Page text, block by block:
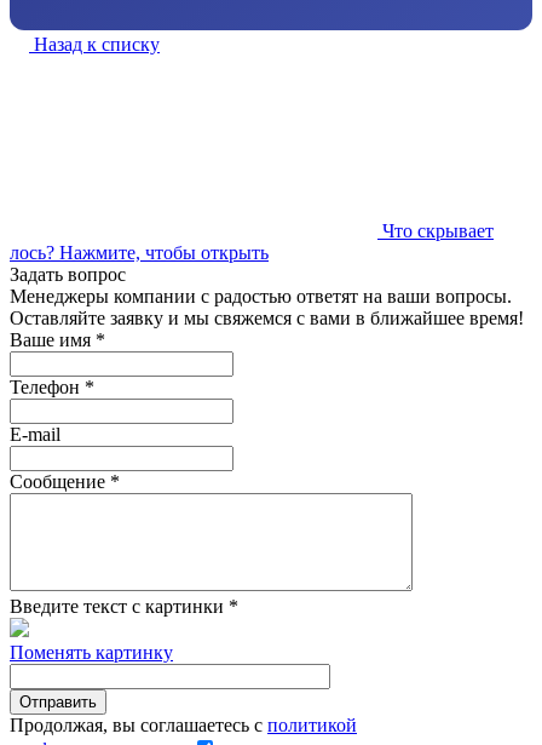
Назад к списку
Что скрывает
лось? Нажмите, чтобы открыть
Задать вопрос
Менеджеры компании с радостью ответят на ваши вопросы.
Оставляйте заявку и мы свяжемся с вами в ближайшее время!
Ваше имя *
Телефон *
E-mail
Сообщение *
Введите текст с картинки *
Поменять картинку
Продолжая, вы соглашаетесь с политикой